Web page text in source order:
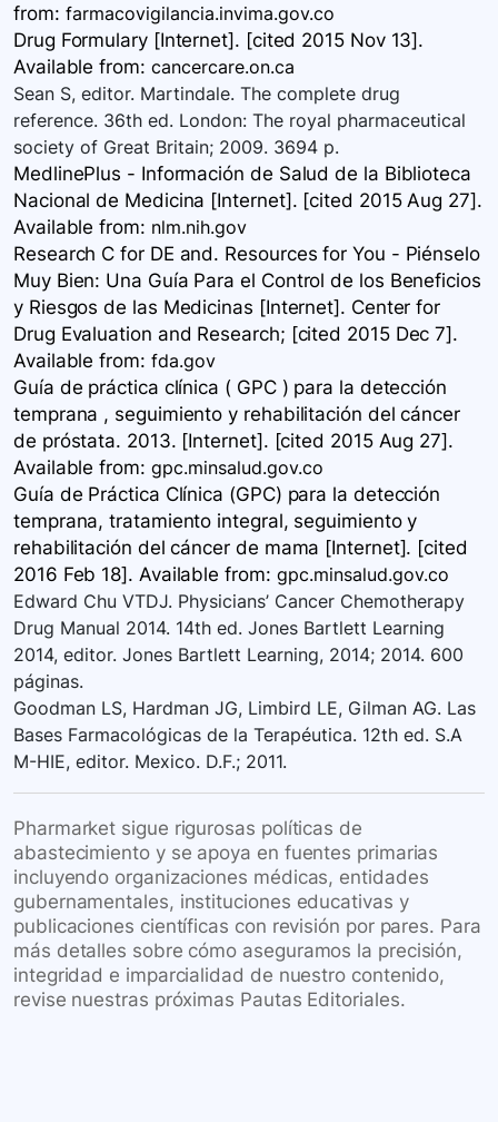
from: farmacovigilancia.invima.gov.co
Drug Formulary [Internet]. [cited 2015 Nov 13].
Available from: cancercare.on.ca
Sean S, editor. Martindale. The complete drug
reference. 36th ed. London: The royal pharmaceutical
society of Great Britain; 2009. 3694 p.
MedlinePlus - Información de Salud de la Biblioteca
Nacional de Medicina [Internet]. [cited 2015 Aug 27].
Available from: nlm.nih.gov
Research C for DE and. Resources for You - Piénselo
Muy Bien: Una Guía Para el Control de los Beneficios
y Riesgos de las Medicinas [Internet]. Center for
Drug Evaluation and Research; [cited 2015 Dec 7].
Available from: fda.gov
Guía de práctica clínica ( GPC ) para la detección
temprana , seguimiento y rehabilitación del cáncer
de próstata. 2013. [Internet]. [cited 2015 Aug 27].
Available from: gpc.minsalud.gov.co
Guía de Práctica Clínica ​(GPC) para la detección
temprana, tratamiento integral, seguimiento y
rehabilitación del cáncer de mama ​​​[Internet]. [cited
2016 Feb 18]. Available from: gpc.minsalud.gov.co
Edward Chu VTDJ. Physicians’ Cancer Chemotherapy
Drug Manual 2014. 14th ed. Jones Bartlett Learning
2014, editor. Jones Bartlett Learning, 2014; 2014. 600
páginas.
Goodman LS, Hardman JG, Limbird LE, Gilman AG. Las
Bases Farmacológicas de la Terapéutica. 12th ed. S.A
M-HIE, editor. Mexico. D.F.; 2011.
Pharmarket sigue rigurosas políticas de
abastecimiento y se apoya en fuentes primarias
incluyendo organizaciones médicas, entidades
gubernamentales, instituciones educativas y
publicaciones científicas con revisión por pares. Para
más detalles sobre cómo aseguramos la precisión,
integridad e imparcialidad de nuestro contenido,
revise nuestras próximas Pautas Editoriales.